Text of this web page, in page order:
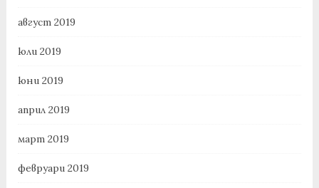
август 2019
юли 2019
юни 2019
април 2019
март 2019
февруари 2019